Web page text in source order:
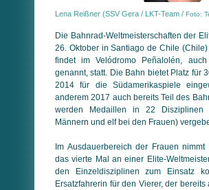
Lena Reißner (SSV Gera / LKT-Team / Foto:
Die Bahn­rad-Welt­meister­schaften der
26. Oktober in Santiago de Chile
findet im Velódromo Peñalolén, auch
genannt, statt. Die Bahn bietet Platz für
2014 für die Südamerikaspiele
anderem 2017 auch bereits Teil des
werden Medaillen in 22
Männern und elf bei den Frauen)
Im Aus­dauer­bereich der Frauen nimmt
das vierte Mal an einer Elite-
den Einzel­dis­zi­pli­nen zum Einsatz
Ersatz­fahrerin für den Vierer, der bereits